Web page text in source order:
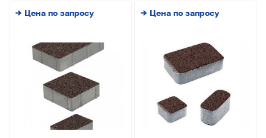
→ Цена по запросу → Цена по запросу